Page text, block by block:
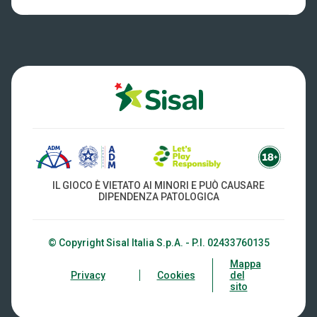
Play Your Date
IL GIOCO È VIETATO AI MINORI E PUÒ CAUSARE
DIPENDENZA PATOLOGICA
© Copyright Sisal Italia S.p.A. - P.I. 02433760135
Privacy Cookies
Mappa
del
sito